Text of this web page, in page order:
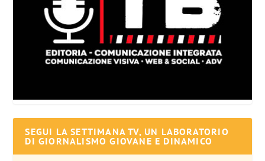
SEGUI LA SETTIMANA TV, UN LABORATORIO
DI GIORNALISMO GIOVANE E DINAMICO